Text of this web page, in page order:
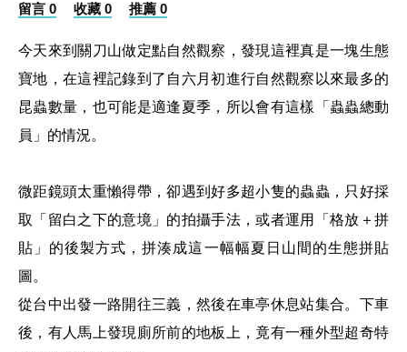
留言 0 收藏 0 推薦 0
今天來到關刀山做定點自然觀察，發現這裡真是一塊生態
寶地，在這裡記錄到了自六月初進行自然觀察以來最多的
昆蟲數量，也可能是適逢夏季，所以會有這樣「蟲蟲總動
員」的情況。
微距鏡頭太重懶得帶，卻遇到好多超小隻的蟲蟲，只好採
取「留白之下的意境」的拍攝手法，或者運用「格放＋拼
貼」的後製方式，拼湊成這一幅幅夏日山間的生態拼貼
圖。
從台中出發一路開往三義，然後在車亭休息站集合。下車
後，有人馬上發現廁所前的地板上，竟有一種外型超奇特